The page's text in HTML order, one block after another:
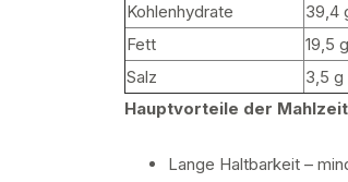
Kohlenhydrate
39,4
Fett
19,5
Salz
3,5 g
Hauptvorteile der
Lange Haltbarkeit –